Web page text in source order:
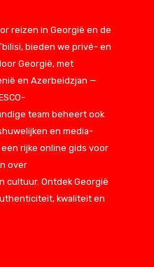
reizen in Georgië en de
bieden we privé- en
Georgië, met
en Azerbeidzjan —
team beheert ook
en media-
rijke online gids voor
over
cultuur. Ontdek Georgië
kwaliteit en